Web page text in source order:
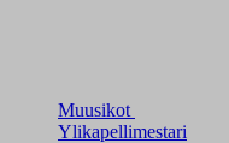
Muusikot
Ylikapellimestari